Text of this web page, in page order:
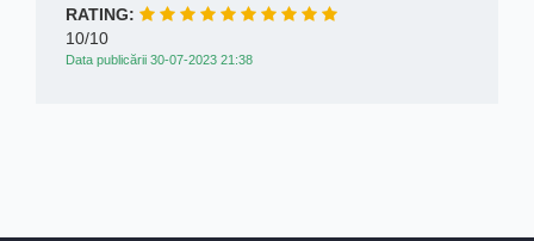
RATING:
10/10
Data publicării 30-07-2023 21:38